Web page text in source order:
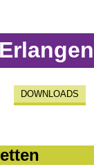
DOWNLOADS